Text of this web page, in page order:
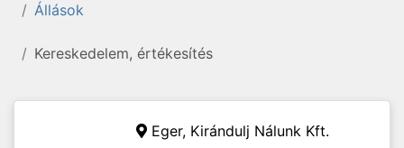
Állások
Kereskedelem, értékesítés
Eger, Kirándulj Nálunk Kft.